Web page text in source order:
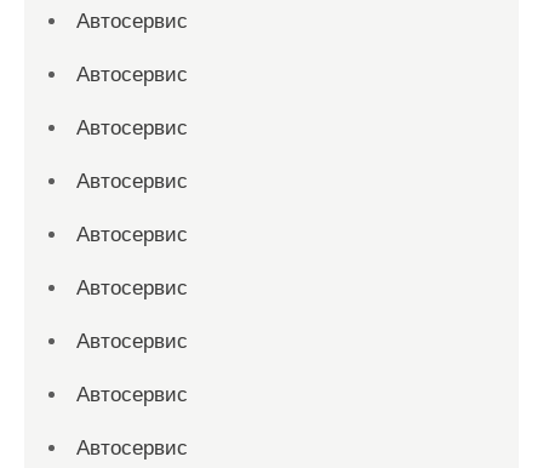
Автосервис
Автосервис
Автосервис
Автосервис
Автосервис
Автосервис
Автосервис
Автосервис
Автосервис